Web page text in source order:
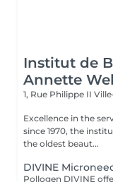
Institut de
Annette
1, Rue Philippe II
Excellence in the service of beauty!
since 1970, the
the oldest beaut...
DIVINE